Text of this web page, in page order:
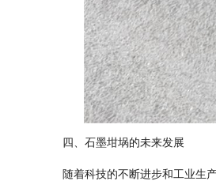
四、石墨坩埚的未来发展
随着科技的不断进步和工业生